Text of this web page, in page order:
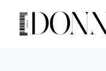
contenuto